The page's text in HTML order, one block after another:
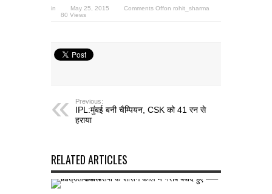
in May 25, 2015 Comments Offon rohit_sharma
80 Views
Previous:
IPL:मुंबई बनी चैम्पियन, CSK को 41 रन से
हराया
RELATED ARTICLES